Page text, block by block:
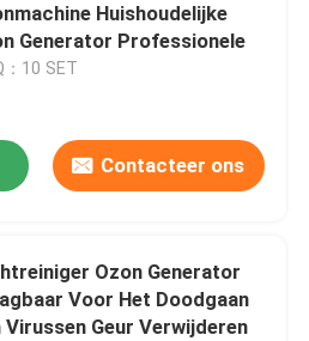
Huishoudelijke
Generator Professionele
：10 SET
Contacteer ons
Ozon Generator
Voor Het Doodgaan
Virussen Geur Verwijderen